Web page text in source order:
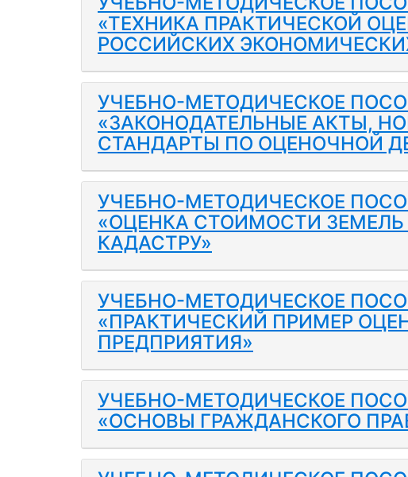
«ТЕХНИКА ПРАКТИЧЕСКОЙ
РОССИЙСКИХ
УЧЕБНО-МЕТОДИЧЕСКОЕ
«ЗАКОНОДАТЕЛЬНЫЕ АКТЫ,
СТАНДАРТЫ ПО ОЦЕНОЧНОЙ
УЧЕБНО-МЕТОДИЧЕСКОЕ
«ОЦЕНКА СТОИМОСТИ
КАДАСТРУ»
УЧЕБНО-МЕТОДИЧЕСКОЕ
«ПРАКТИЧЕСКИЙ ПРИМЕР
ПРЕДПРИЯТИЯ»
УЧЕБНО-МЕТОДИЧЕСКОЕ
«ОСНОВЫ ГРАЖДАНСКОГО